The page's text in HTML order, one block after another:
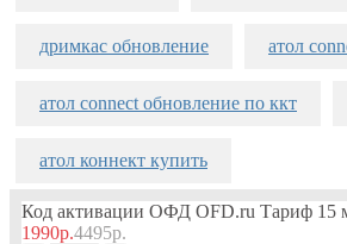
дримкас обновление атол
атол connect обновление по ккт
атол коннект купить
Код активации ОФД OFD.ru Тариф 15
1990р.4495р.